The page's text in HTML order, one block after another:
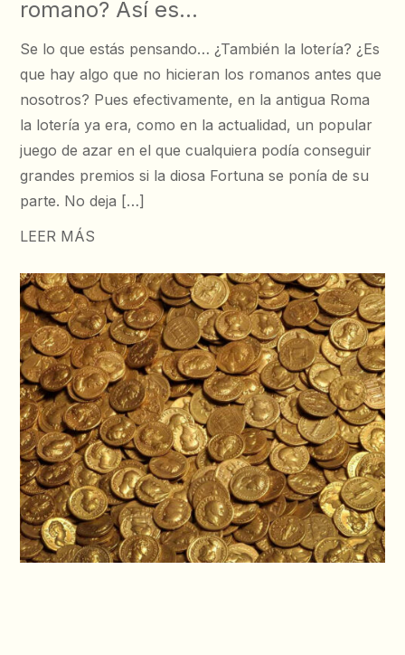
romano? Así es…
Se lo que estás pensando… ¿También la lotería? ¿Es
que hay algo que no hicieran los romanos antes que
nosotros? Pues efectivamente, en la antigua Roma
la lotería ya era, como en la actualidad, un popular
juego de azar en el que cualquiera podía conseguir
grandes premios si la diosa Fortuna se ponía de su
parte. No deja […]
LEER MÁS